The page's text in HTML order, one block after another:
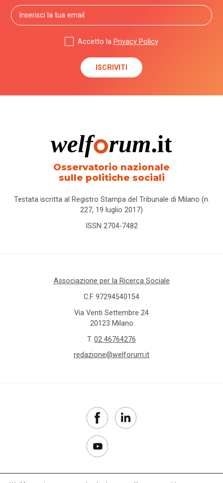
Accetto la Privacy Policy
Osservatorio nazionale
sulle politiche sociali
Testata iscritta al Registro Stampa del Tribunale di Milano (n.
227, 19 luglio 2017)
ISSN 2704-7482
Associazione per la Ricerca Sociale
C.F. 97294540154
Via Venti Settembre 24
20123 Milano
T. 02 46764276
redazione@welforum.it